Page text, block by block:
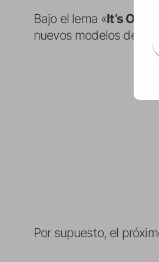
Bajo el lema «It’s Only
nuevos modelos de
Por supuesto, el